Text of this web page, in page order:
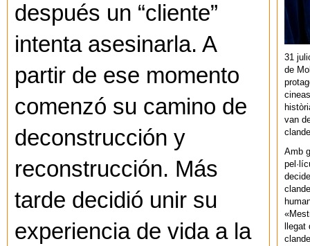
después un “cliente”
intenta asesinarla. A
partir de ese momento
comenzó su camino de
deconstrucción y
reconstrucción. Más
tarde decidió unir su
experiencia de vida a la
31
de
van
Amb